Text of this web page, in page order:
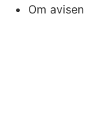
Om avisen